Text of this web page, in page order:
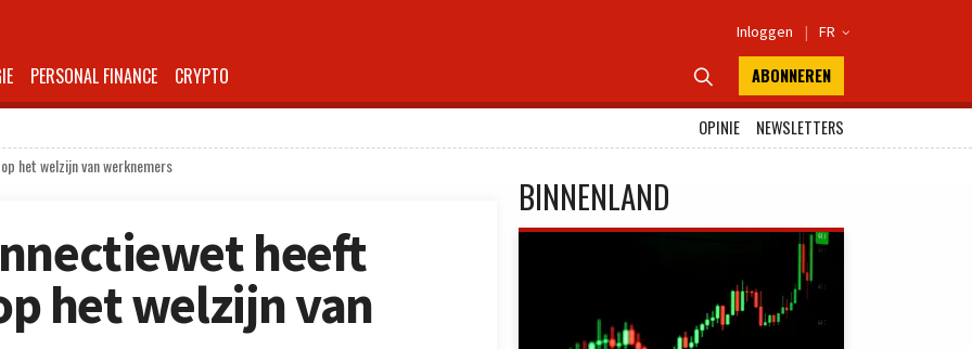
Inloggen | FR 
PERSONAL FINANCE CRYPTO  ABONNEREN
OPINIE
NEWSLETTERS
het welzijn van werknemers
heeft
het welzijn van
BINNENLAND